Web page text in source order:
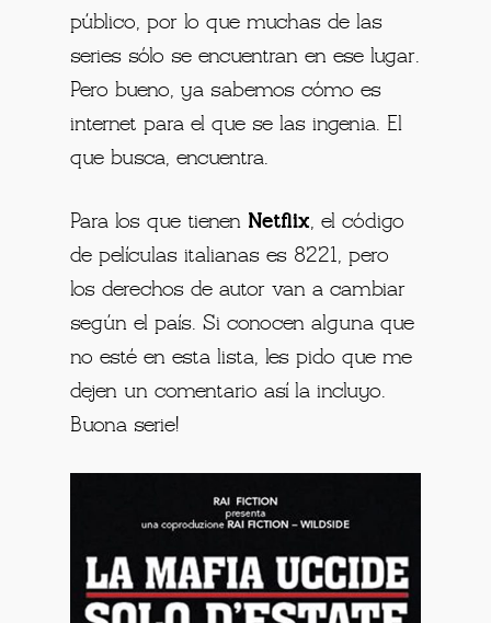
público, por lo que muchas de las
series sólo se encuentran en ese lugar.
Pero bueno, ya sabemos cómo es
internet para el que se las ingenia. El
que busca, encuentra.
Para los que tienen Netflix, el código
de películas italianas es 8221, pero
los derechos de autor van a cambiar
según el país. Si conocen alguna que
no esté en esta lista, les pido que me
dejen un comentario así la incluyo.
Buona serie!